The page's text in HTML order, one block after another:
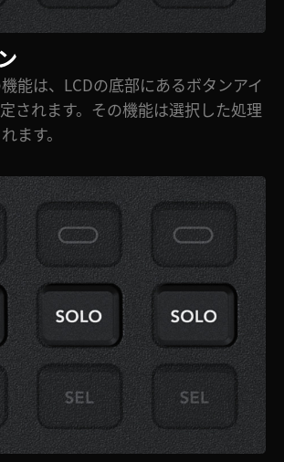
能は、LCDの底部にあるボタンアイ
されます。その機能は選択した処理
ます。